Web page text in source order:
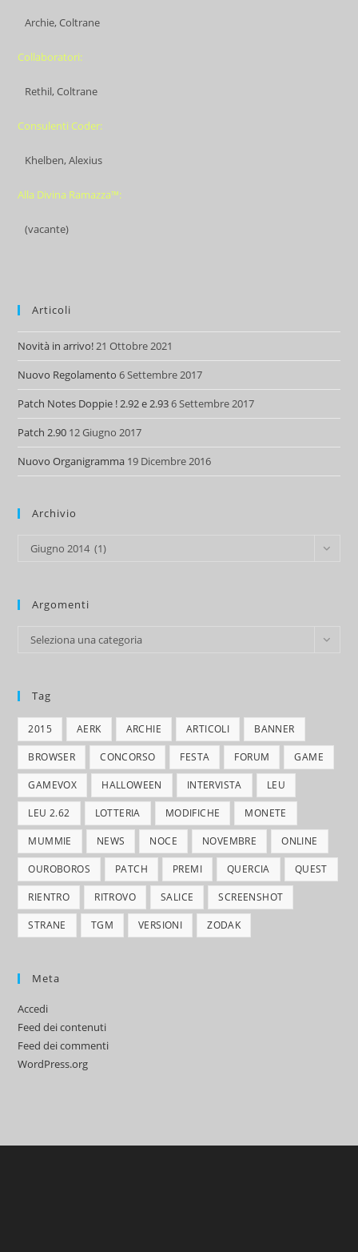
Archie, Coltrane
Collaboratori:
Rethil, Coltrane
Consulenti Coder:
Khelben, Alexius
Alla Divina Ramazza™:
(vacante)
Articoli
Novità in arrivo!21 Ottobre 2021
Nuovo Regolamento 6 Settembre 2017
Patch Notes Doppie ! 2.92 e 2.936 Settembre 2017
Patch 2.90 12 Giugno 2017
Nuovo Organigramma 19 Dicembre 2016
Archivio
Archivio
Giugno 2014 (1)
Argomenti
Argomenti
Seleziona una categoria
Tag
2015 AERK ARCHIE ARTICOLI BANNER
BROWSER CONCORSO FESTA FORUM GAME
GAMEVOX HALLOWEEN INTERVISTA LEU
LEU 2.62 LOTTERIA MODIFICHE MONETE
MUMMIE NEWS NOCE NOVEMBRE ONLINE
OUROBOROS PATCH PREMI QUERCIA QUEST
RIENTRO RITROVO SALICE SCREENSHOT
STRANE TGM VERSIONI ZODAK
Meta
Accedi
Feed dei contenuti
Feed dei commenti
WordPress.org